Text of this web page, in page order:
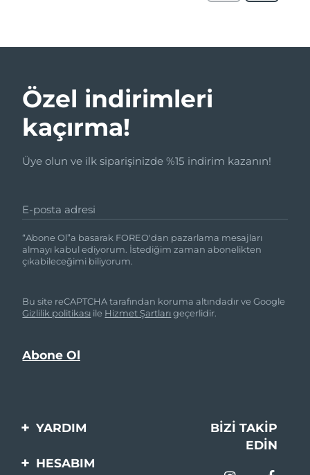
Özel indirimleri
kaçırma!
Üye olun ve ilk siparişinizde %15 indirim kazanın!
E-posta adresi
“Abone Ol”a basarak FOREO'dan pazarlama mesajları
almayı kabul ediyorum. İstediğim zaman abonelikten
çıkabileceğimi biliyorum.
Bu site reCAPTCHA tarafından koruma altındadır ve Google
Gizlilik politikası ile Hizmet Şartlarıgeçerlidir.
YARDIM
Bi̇zi̇mle İleti̇şi̇me Geçi̇n
BIZI TAKIP
EDIN
HESABIM